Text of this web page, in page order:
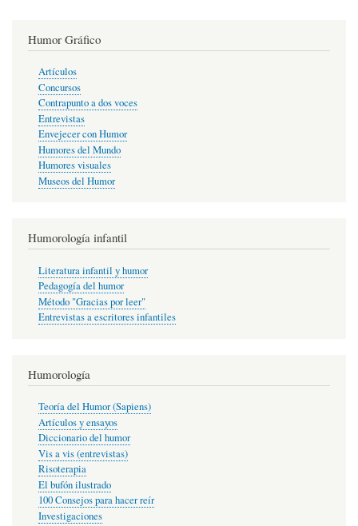
Humor Gráfico
Artículos
Concursos
Contrapunto a dos voces
Entrevistas
Envejecer con Humor
Humores del Mundo
Humores visuales
Museos del Humor
Humorología infantil
Literatura infantil y humor
Pedagogía del humor
Método "Gracias por leer"
Entrevistas a escritores infantiles
Humorología
Teoría del Humor (Sapiens)
Artículos y ensayos
Diccionario del humor
Vis a vis (entrevistas)
Risoterapia
El bufón ilustrado
100 Consejos para hacer reír
Investigaciones